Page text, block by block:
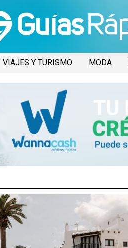
VIAJES Y TURISMO MODA